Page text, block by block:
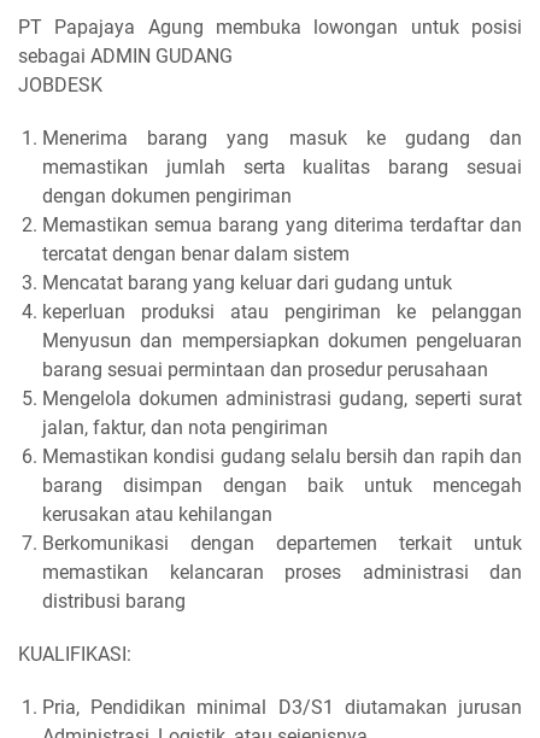
PT Papajaya Agung membuka lowongan untuk posisi
sebagai ADMIN GUDANG
JOBDESK
Menerima barang yang masuk ke gudang dan
memastikan jumlah serta kualitas barang sesuai
dengan dokumen pengiriman
Memastikan semua barang yang diterima terdaftar dan
tercatat dengan benar dalam sistem
Mencatat barang yang keluar dari gudang untuk
keperluan produksi atau pengiriman ke pelanggan
Menyusun dan mempersiapkan dokumen pengeluaran
barang sesuai permintaan dan prosedur perusahaan
Mengelola dokumen administrasi gudang, seperti surat
jalan, faktur, dan nota pengiriman
Memastikan kondisi gudang selalu bersih dan rapih dan
barang disimpan dengan baik untuk mencegah
kerusakan atau kehilangan
Berkomunikasi dengan departemen terkait untuk
memastikan kelancaran proses administrasi dan
distribusi barang
KUALIFIKASI:
Pria, Pendidikan minimal D3/S1 diutamakan jurusan